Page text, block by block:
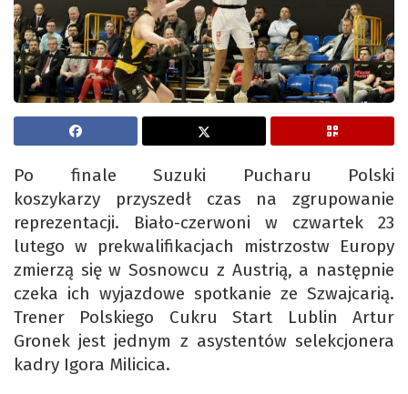
Po finale Suzuki Pucharu Polski
koszykarzy przyszedł czas na zgrupowanie
reprezentacji. Biało-czerwoni w czwartek 23
lutego w prekwalifikacjach mistrzostw Europy
zmierzą się w Sosnowcu z Austrią, a następnie
czeka ich wyjazdowe spotkanie ze Szwajcarią.
Trener Polskiego Cukru Start Lublin Artur
Gronek jest jednym z asystentów selekcjonera
kadry Igora Milicica.